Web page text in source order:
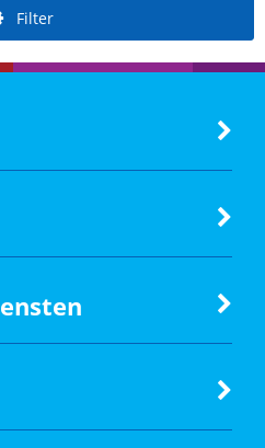
Filter